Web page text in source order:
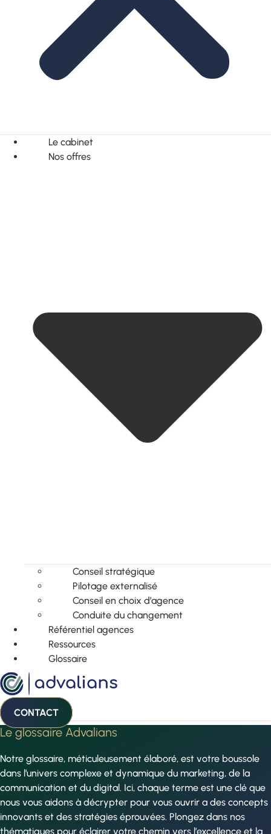
Le cabinet
Nos offres
Conseil stratégique
Pilotage externalisé
Conseil en choix d’agence
Conduite du changement
Référentiel agences
Ressources
Glossaire
CONTACT
Le glossaire Advalians
Notre glossaire, méticuleusement élaboré, est votre boussole
dans l’univers complexe et dynamique du marketing, de la
communication et du digital. Ici, chaque terme est une clé que
nous vous aidons à décrypter pour vous ouvrir a des concepts
innovants et des stratégies éprouvées. Plongez dans nos
thématiques pour éclairer votre chemin vers l’excellence et la